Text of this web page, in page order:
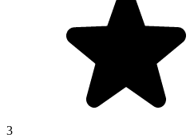
3